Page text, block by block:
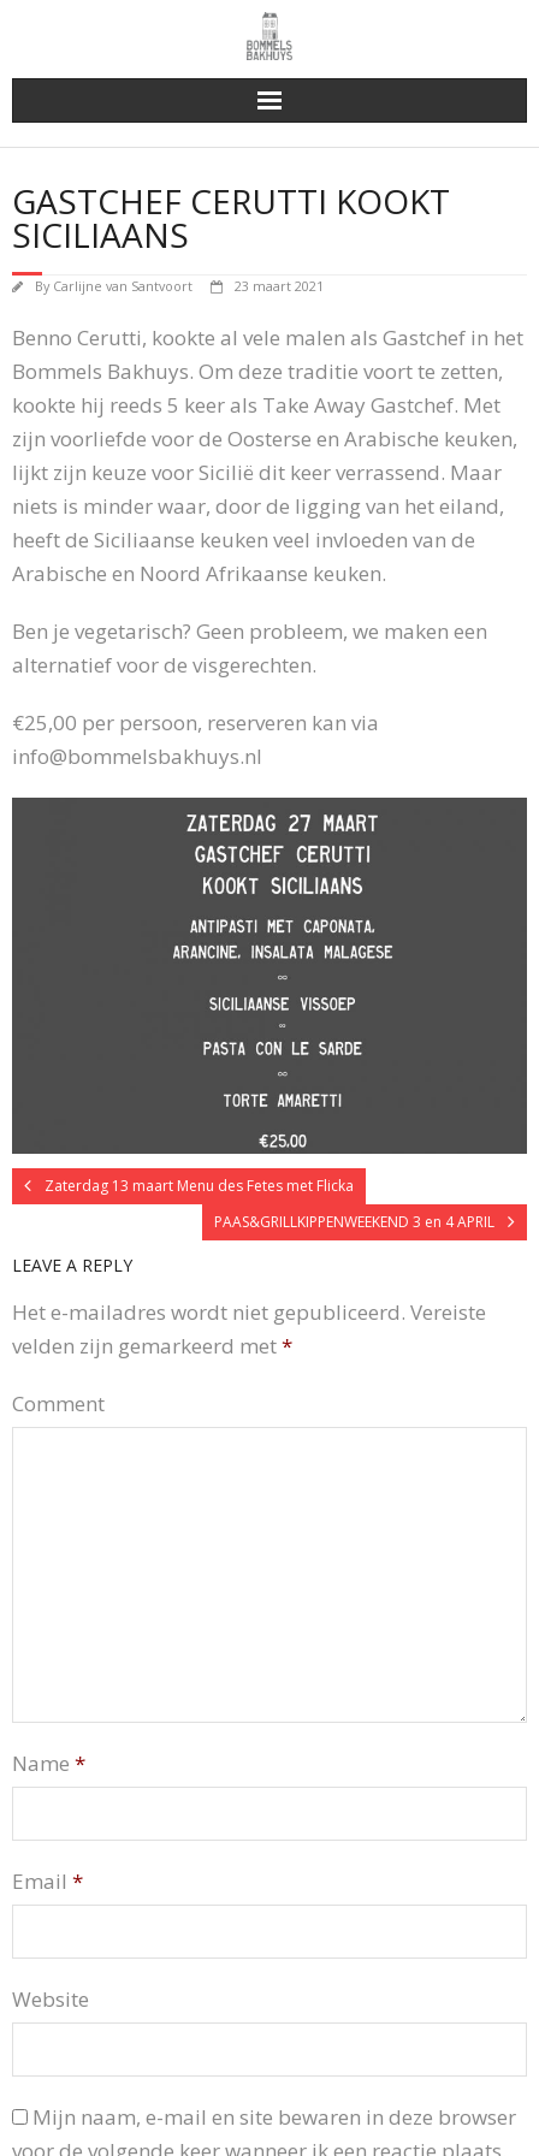
Bakhuys Buiten, verleden heden toekomst
Reserveren & Bestellen
Contact
GASTCHEF CERUTTI KOOKT
SICILIAANS
By Carlijne van Santvoort 23 maart 2021
Benno Cerutti, kookte al vele malen als Gastchef in het
Bommels Bakhuys. Om deze traditie voort te zetten,
kookte hij reeds 5 keer als Take Away Gastchef. Met
zijn voorliefde voor de Oosterse en Arabische keuken,
lijkt zijn keuze voor Sicilië dit keer verrassend. Maar
niets is minder waar, door de ligging van het eiland,
heeft de Siciliaanse keuken veel invloeden van de
Arabische en Noord Afrikaanse keuken.
Ben je vegetarisch? Geen probleem, we maken een
alternatief voor de visgerechten.
€25,00 per persoon, reserveren kan via
info@bommelsbakhuys.nl
Zaterdag 13 maart Menu des Fetes met Flicka
PAAS&GRILLKIPPENWEEKEND 3 en 4 APRIL
LEAVE A REPLY
Het e-mailadres wordt niet gepubliceerd. Vereiste
velden zijn gemarkeerd met*
Comment
Name *
Email *
Website
Mijn naam, e-mail en site bewaren in deze browser